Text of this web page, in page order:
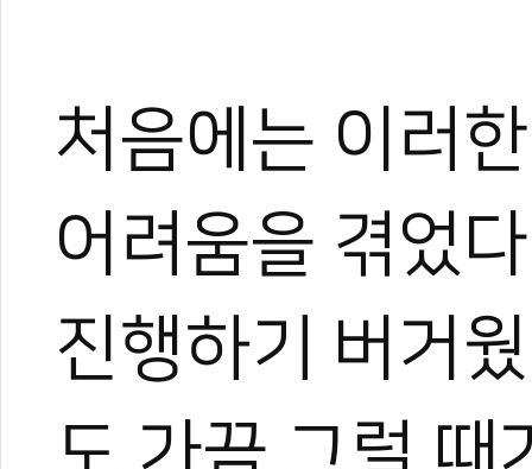
처음에는 이러
어려움을 겪었
진행하기 버거
도 가끔 그럴 때